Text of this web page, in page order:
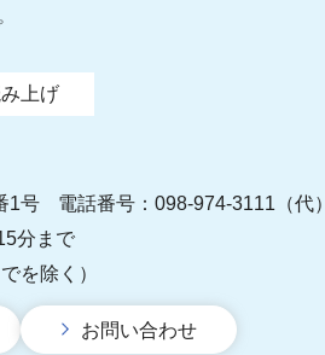
上げ
1号
電話番号：098-974-3111（代）
分まで
を除く）
お問い合わせ